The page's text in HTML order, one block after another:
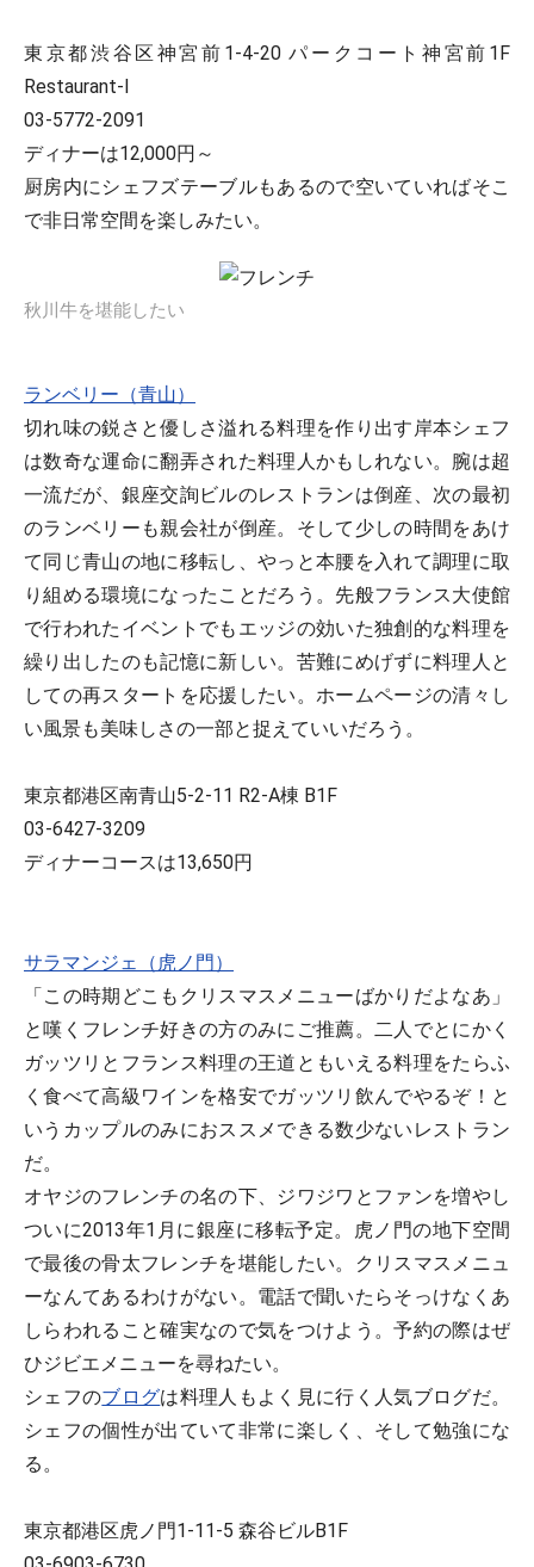
東京都渋谷区神宮前1-4-20 パークコート神宮前1F
Restaurant-I
03-5772-2091
ディナーは12,000円～
厨房内にシェフズテーブルもあるので空いていればそこ
で非日常空間を楽しみたい。
秋川牛を堪能したい
ランベリー（青山）
切れ味の鋭さと優しさ溢れる料理を作り出す岸本シェフ
は数奇な運命に翻弄された料理人かもしれない。腕は超
一流だが、銀座交詢ビルのレストランは倒産、次の最初
のランベリーも親会社が倒産。そして少しの時間をあけ
て同じ青山の地に移転し、やっと本腰を入れて調理に取
り組める環境になったことだろう。先般フランス大使館
で行われたイベントでもエッジの効いた独創的な料理を
繰り出したのも記憶に新しい。苦難にめげずに料理人と
しての再スタートを応援したい。ホームページの清々し
い風景も美味しさの一部と捉えていいだろう。
東京都港区南青山5-2-11 R2-A棟 B1F
03-6427-3209
ディナーコースは13,650円
サラマンジェ（虎ノ門）
「この時期どこもクリスマスメニューばかりだよなあ」
と嘆くフレンチ好きの方のみにご推薦。二人でとにかく
ガッツリとフランス料理の王道ともいえる料理をたらふ
く食べて高級ワインを格安でガッツリ飲んでやるぞ！と
いうカップルのみにおススメできる数少ないレストラン
だ。
オヤジのフレンチの名の下、ジワジワとファンを増やし
ついに2013年1月に銀座に移転予定。虎ノ門の地下空間
で最後の骨太フレンチを堪能したい。クリスマスメニュ
ーなんてあるわけがない。電話で聞いたらそっけなくあ
しらわれること確実なので気をつけよう。予約の際はぜ
ひジビエメニューを尋ねたい。
シェフのブログは料理人もよく見に行く人気ブログだ。
シェフの個性が出ていて非常に楽しく、そして勉強にな
る。
東京都港区虎ノ門1-11-5 森谷ビルB1F